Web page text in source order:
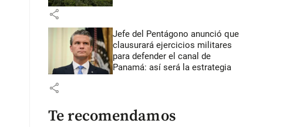
share
Jefe del Pentágono anunció que
clausurará ejercicios militares
para defender el canal de
Panamá: así será la estrategia
share
Te recomendamos